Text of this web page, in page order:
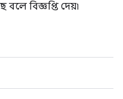
বলে বিজ্ঞপ্তি দেয়৷